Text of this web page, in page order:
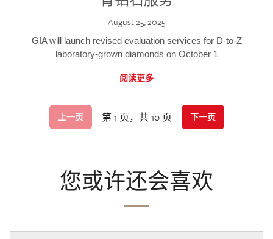
August 25, 2025
GIA will launch revised evaluation services for D-to-Z
laboratory-grown diamonds on October 1
阅读更多
上一页 第 1 页，共 10 页 下一页
您或许还会喜欢